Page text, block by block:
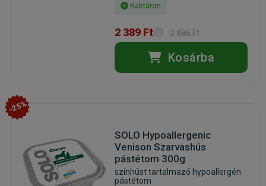
Raktáron
2 389 Ft 2 986 Ft
Kosárba
-25%
SOLO Hypoallergenic
Venison Szarvashús
pástétom 300g
színhúst tartalmazó hypoallergén
pástétom